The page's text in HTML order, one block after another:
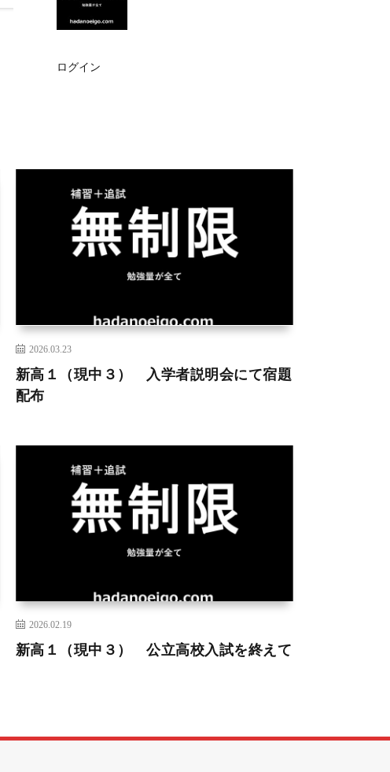
ログイン
2026.03.23
新高１（現中３） 入学者説明会にて宿題
配布
2026.02.19
新高１（現中３） 公立高校入試を終えて